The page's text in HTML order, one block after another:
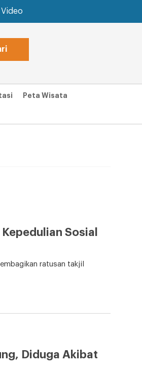
Video
Peta Wisata
Sosial
ratusan takjil
Diduga Akibat